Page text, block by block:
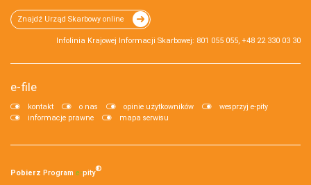
Znajdź Urząd Skarbowy online
Infolinia Krajowej Informacji Skarbowej: 801 055 055, +48 22 330 03 30
e-file
kontakt o nas opinie użytkowników
wesprzyj e-pity
informacje prawne
mapa serwisu
Pobierz Program e‑pity®